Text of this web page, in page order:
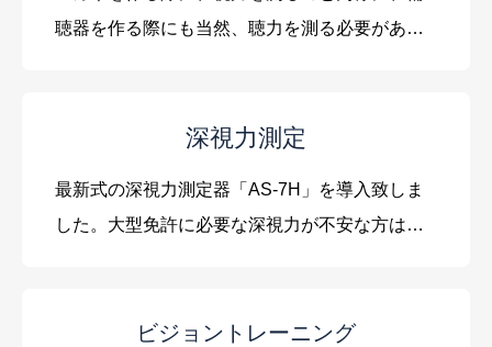
聴器を作る際にも当然、聴力を測る必要があり
聞こえない」「役に立たない」など、様々な問
まず事前の聴力測定をおすすめします。
深視力測定
最新式の深視力測定器「AS-7H」を導入致しま
した。大型免許に必要な深視力が不安な方は、
ビジョントレーニング